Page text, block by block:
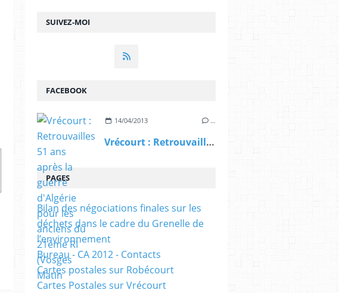
SUIVEZ-MOI
FACEBOOK
14/04/2013 …
Vrécourt : Retrouvailles 51 ans après la guerre d'Algérie pour les anciens du 21ème RI (Vosges Matin
PAGES
Bilan des négociations finales sur les
déchets dans le cadre du Grenelle de
l’environnement
Bureau - CA 2012 - Contacts
Cartes postales sur Robécourt
Cartes Postales sur Vrécourt